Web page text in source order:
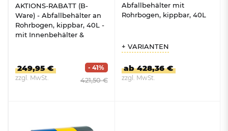
AKTIONS-RABATT (B-
Ware) - Abfallbehälter an
Rohrbogen, kippbar, 40L -
mit Innenbehälter &
249,95 €
- 41%
zzgl. MwSt.
421,50 €
Abfallbehälter mit
Rohrbogen, kippbar, 40L
+ VARIANTEN
ab 428,36 €
zzgl. MwSt.